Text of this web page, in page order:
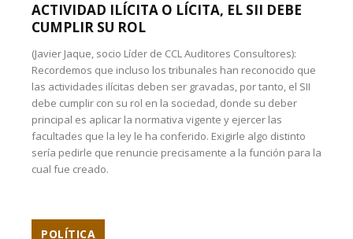
ACTIVIDAD ILÍCITA O LÍCITA, EL SII DEBE
CUMPLIR SU ROL
(Javier Jaque, socio Líder de CCL Auditores Consultores):
Recordemos que incluso los tribunales han reconocido que
las actividades ilícitas deben ser gravadas, por tanto, el SII
debe cumplir con su rol en la sociedad, donde su deber
principal es aplicar la normativa vigente y ejercer las
facultades que la ley le ha conferido. Exigirle algo distinto
sería pedirle que renuncie precisamente a la función para la
cual fue creado.
POLÍTICA